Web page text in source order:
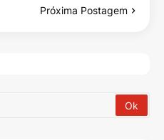
Próxima Postagem